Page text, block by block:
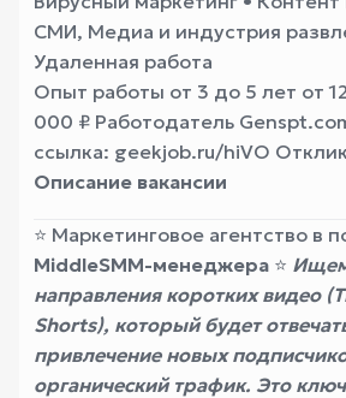
СМИ, Медиа и индустрия
Удаленная работа
Опыт работы от 3 до 5 лет от
000 ₽ Работодатель
ссылка: geekjob.ru/hiVO
Описание вакансии
⭐️ Маркетинговое агентство в
MiddleSMM-менеджера ⭐️
направления коротких видео
Shorts), который будет
привлечение новых
органический трафик. Это